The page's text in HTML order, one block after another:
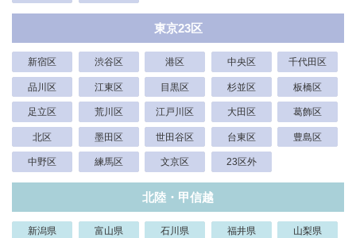
東京23区
新宿区 渋谷区 港区 中央区 千代田区
品川区 江東区 目黒区 杉並区 板橋区
足立区 荒川区 江戸川区 大田区 葛飾区
北区 墨田区 世田谷区 台東区 豊島区
中野区 練馬区 文京区 23区外
北陸・甲信越
新潟県 富山県 石川県 福井県 山梨県